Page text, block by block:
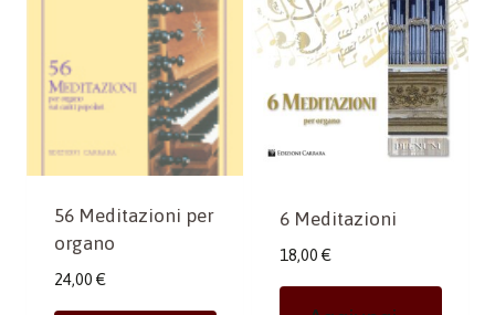
56 Meditazioni per
organo
24,00 €
6 Meditazioni
18,00 €